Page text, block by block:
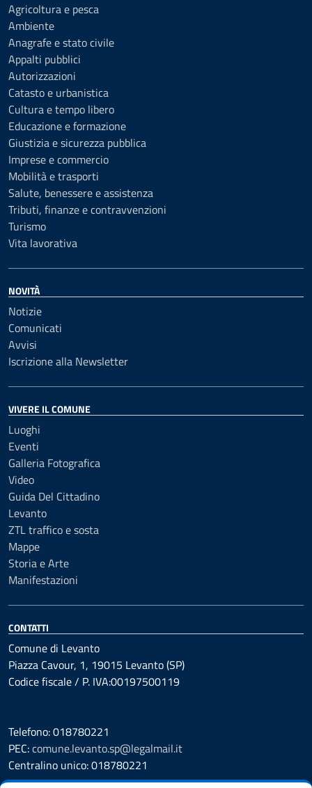
Agricoltura e pesca
Ambiente
Anagrafe e stato civile
Appalti pubblici
Autorizzazioni
Catasto e urbanistica
Cultura e tempo libero
Educazione e formazione
Giustizia e sicurezza pubblica
Imprese e commercio
Mobilità e trasporti
Salute, benessere e assistenza
Tributi, finanze e contravvenzioni
Turismo
Vita lavorativa
NOVITÀ
Notizie
Comunicati
Avvisi
Iscrizione alla Newsletter
VIVERE IL COMUNE
Luoghi
Eventi
Galleria Fotografica
Video
Guida Del Cittadino
Levanto
ZTL traffico e sosta
Mappe
Storia e Arte
Manifestazioni
CONTATTI
Comune di Levanto
Piazza Cavour, 1, 19015 Levanto (SP)
Codice fiscale / P. IVA:00197500119
Telefono: 018780221
PEC:comune.levanto.sp@legalmail.it
Centralino unico: 018780221